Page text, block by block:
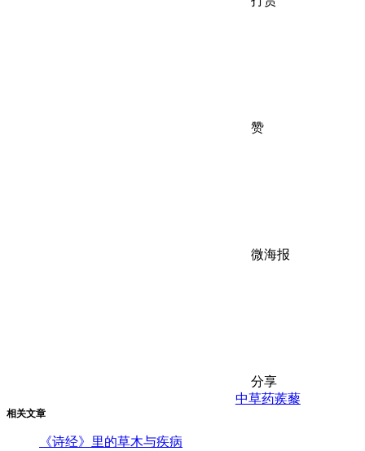
赞
微海报
分享
相关文章
《诗经》里的草木与疾病
中草药蒺藜